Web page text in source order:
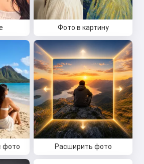
Фото в картину
фото Расширить фото